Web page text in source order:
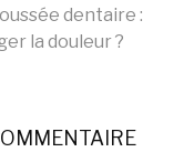
dentaire :
la douleur ?